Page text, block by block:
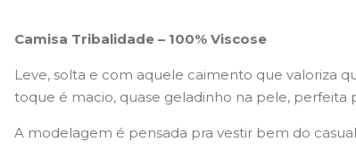
Camisa Tribalidade – 100% Viscose
Leve, solta e com aquele caimento que valoriza
toque é macio, quase geladinho na pele,
A modelagem é pensada pra vestir bem do